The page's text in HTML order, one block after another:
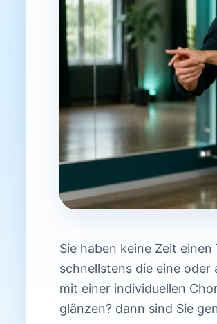
Sie haben keine Zeit
schnellstens die eine
mit einer individuellen
glänzen? dann sind Sie